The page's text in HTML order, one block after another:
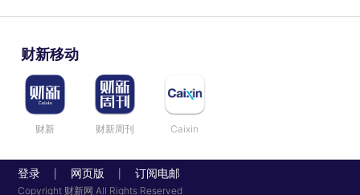
财新移动
财新 财新周刊 Caixin
登录 网页版 订阅电邮
Copyright 财新网 All Rights Reserved